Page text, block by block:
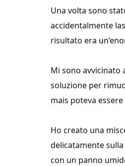
Una volta sono
accidentalmente
risultato era
Mi sono avvicinato
soluzione per
mais poteva
Ho creato una
delicatamente
con un panno